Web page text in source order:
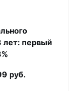
лет: первый
руб.